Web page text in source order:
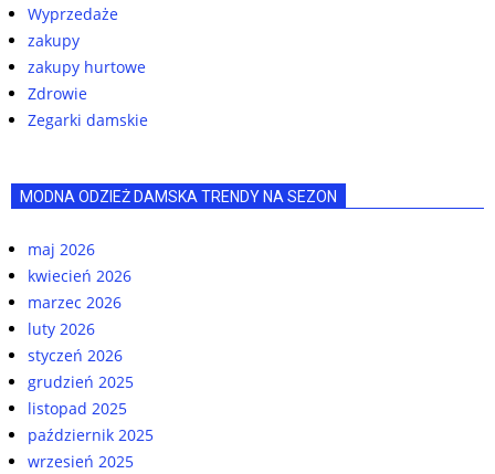
Wyprzedaże
zakupy
zakupy hurtowe
Zdrowie
Zegarki damskie
MODNA ODZIEŻ DAMSKA TRENDY NA SEZON
maj 2026
kwiecień 2026
marzec 2026
luty 2026
styczeń 2026
grudzień 2025
listopad 2025
październik 2025
wrzesień 2025